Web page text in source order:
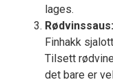
lages.
Rødvinssaus:
Finhakk
Tilsett
det bare er